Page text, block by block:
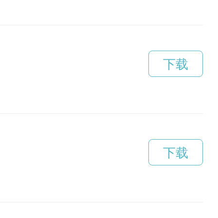
下载
下载